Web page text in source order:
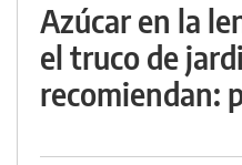
Azúcar en la
el truco de
recomiendan: